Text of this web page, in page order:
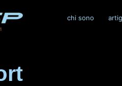
chi sono